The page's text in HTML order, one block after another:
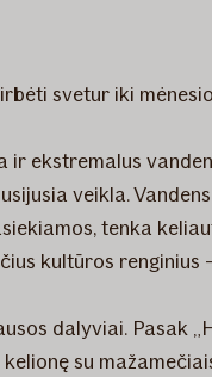
svetur iki
ekstremalus
veikla.
tenka
kultūros
dalyviai. Pasak
su